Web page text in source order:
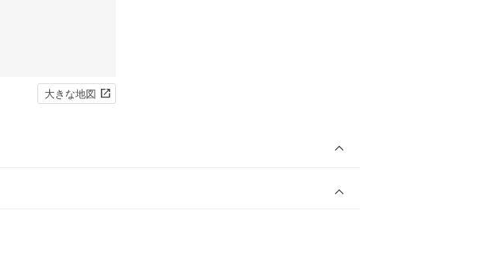
大きな地図